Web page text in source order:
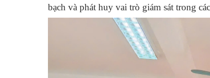
bạch và phát huy vai trò giám sát trong